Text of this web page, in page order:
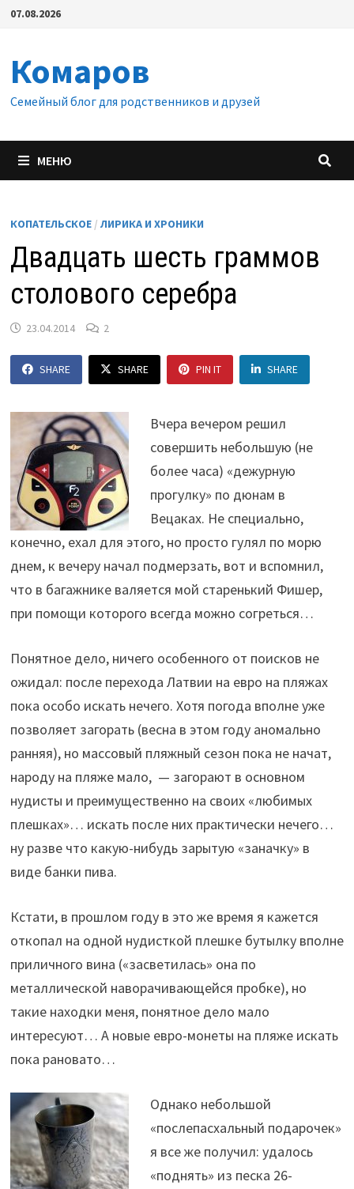
Перейти
07.08.2026
Комаров
Семейный блог для родственников и друзей
МЕНЮ
КОПАТЕЛЬСКОЕ/ ЛИРИКА И ХРОНИКИ
Двадцать шесть граммов
столового серебра
23.04.2014 2
SHARE SHARE PIN IT SHARE
Вчера вечером решил
совершить небольшую (не
более часа) «дежурную
прогулку» по дюнам в
Вецаках. Не специально,
конечно, ехал для этого, но просто гулял по морю
днем, к вечеру начал подмерзать, вот и вспомнил,
что в багажнике валяется мой старенький Фишер,
при помощи которого всегда можно согреться…
Понятное дело, ничего особенного от поисков не
ожидал: после перехода Латвии на евро на пляжах
пока особо искать нечего. Хотя погода вполне уже
позволяет загорать (весна в этом году аномально
ранняя), но массовый пляжный сезон пока не начат,
народу на пляже мало, — загорают в основном
нудисты и преимущественно на своих «любимых
плешках»… искать после них практически нечего…
ну разве что какую-нибудь зарытую «заначку» в
виде банки пива.
Кстати, в прошлом году в это же время я кажется
откопал на одной нудисткой плешке бутылку вполне
приличного вина («засветилась» она по
металлической наворачивающейся пробке), но
такие находки меня, понятное дело мало
интересуют… А новые евро-монеты на пляже искать
пока рановато…
Однако небольшой
«послепасхальный подарочек»
я все же получил: удалось
«поднять» из песка 26-